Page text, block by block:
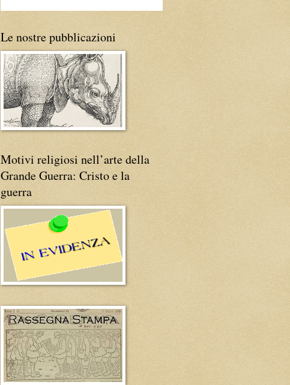
Le nostre pubblicazioni
Motivi religiosi nell’arte della
Grande Guerra: Cristo e la
guerra